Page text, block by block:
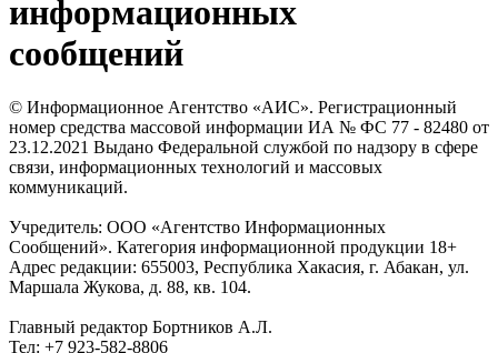
информационных
сообщений
© Информационное Агентство «АИС». Регистрационный
номер средства массовой информации ИА № ФС 77 - 82480 от
23.12.2021 Выдано Федеральной службой по надзору в сфере
связи, информационных технологий и массовых
коммуникаций.
Учредитель: ООО «Агентство Информационных
Сообщений». Категория информационной продукции 18+
Адрес редакции: 655003, Республика Хакасия, г. Абакан, ул.
Маршала Жукова, д. 88, кв. 104.
Главный редактор Бортников А.Л.
Тел: +7 923-582-8806